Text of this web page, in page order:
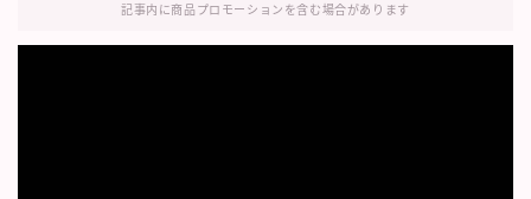
記事内に商品プロモーションを含む場合があります